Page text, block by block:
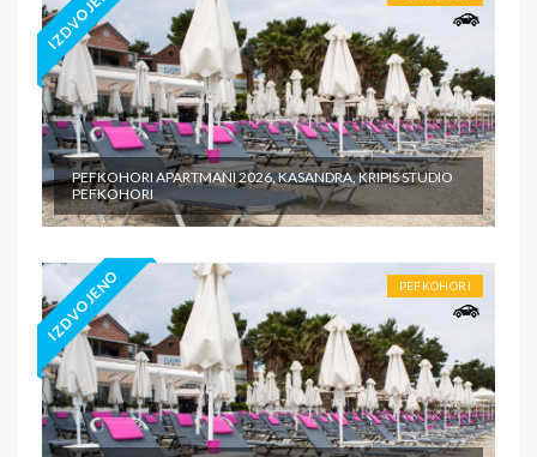
PEFKOHORI APARTMANI 2026, KASANDRA, KRIPIS STUDIO
PEFKOHORI
IZDVOJENO PEFKOHORI